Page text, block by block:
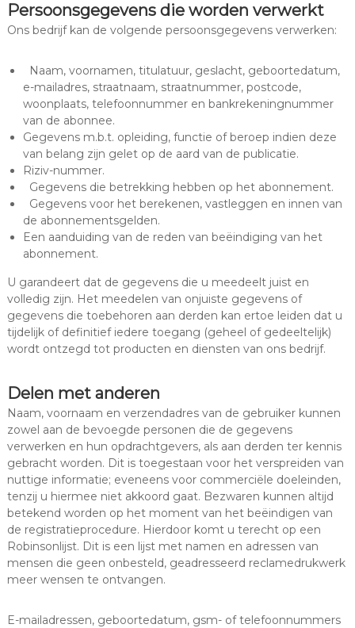
Persoonsgegevens die worden verwerkt
Ons bedrijf kan de volgende persoonsgegevens verwerken:
Naam, voornamen, titulatuur, geslacht, geboortedatum,
e-mailadres, straatnaam, straatnummer, postcode,
woonplaats, telefoonnummer en bankrekeningnummer
van de abonnee.
Gegevens m.b.t. opleiding, functie of beroep indien deze
van belang zijn gelet op de aard van de publicatie.
Riziv-nummer.
Gegevens die betrekking hebben op het abonnement.
Gegevens voor het berekenen, vastleggen en innen van
de abonnementsgelden.
Een aanduiding van de reden van beëindiging van het
abonnement.
U garandeert dat de gegevens die u meedeelt juist en
volledig zijn. Het meedelen van onjuiste gegevens of
gegevens die toebehoren aan derden kan ertoe leiden dat u
tijdelijk of definitief iedere toegang (geheel of gedeeltelijk)
wordt ontzegd tot producten en diensten van ons bedrijf.
Delen met anderen
Naam, voornaam en verzendadres van de gebruiker kunnen
zowel aan de bevoegde personen die de gegevens
verwerken en hun opdrachtgevers, als aan derden ter kennis
gebracht worden. Dit is toegestaan voor het verspreiden van
nuttige informatie; eveneens voor commerciële doeleinden,
tenzij u hiermee niet akkoord gaat. Bezwaren kunnen altijd
betekend worden op het moment van het beëindigen van
de registratieprocedure. Hierdoor komt u terecht op een
Robinsonlijst. Dit is een lijst met namen en adressen van
mensen die geen onbesteld, geadresseerd reclamedrukwerk
meer wensen te ontvangen.
E-mailadressen, geboortedatum, gsm- of telefoonnummers